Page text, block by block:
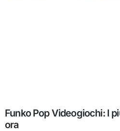
Funko Pop Videogiochi: I
ora